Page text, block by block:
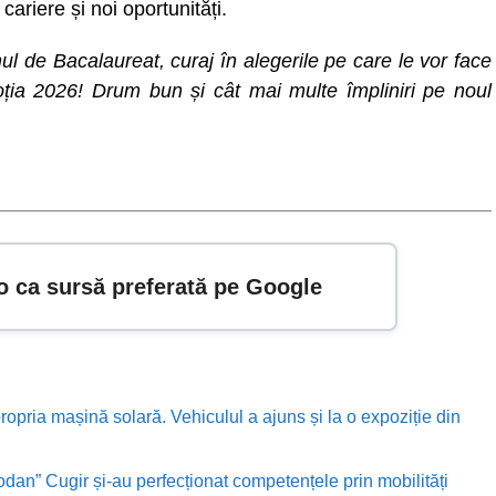
și noi oportunități.
de Bacalaureat, curaj în alegerile pe care le vor face
2026! Drum bun și cât mai multe împliniri pe noul
ca sursă preferată pe Google
mașină solară. Vehiculul a ajuns și la o expoziție din
Cugir și-au perfecționat competențele prin mobilități